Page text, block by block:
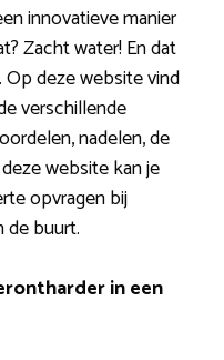
innovatieve manier
Zacht water! En dat
deze website vind
verschillende
nadelen, de
website kan je
opvragen bij
de buurt.
in een